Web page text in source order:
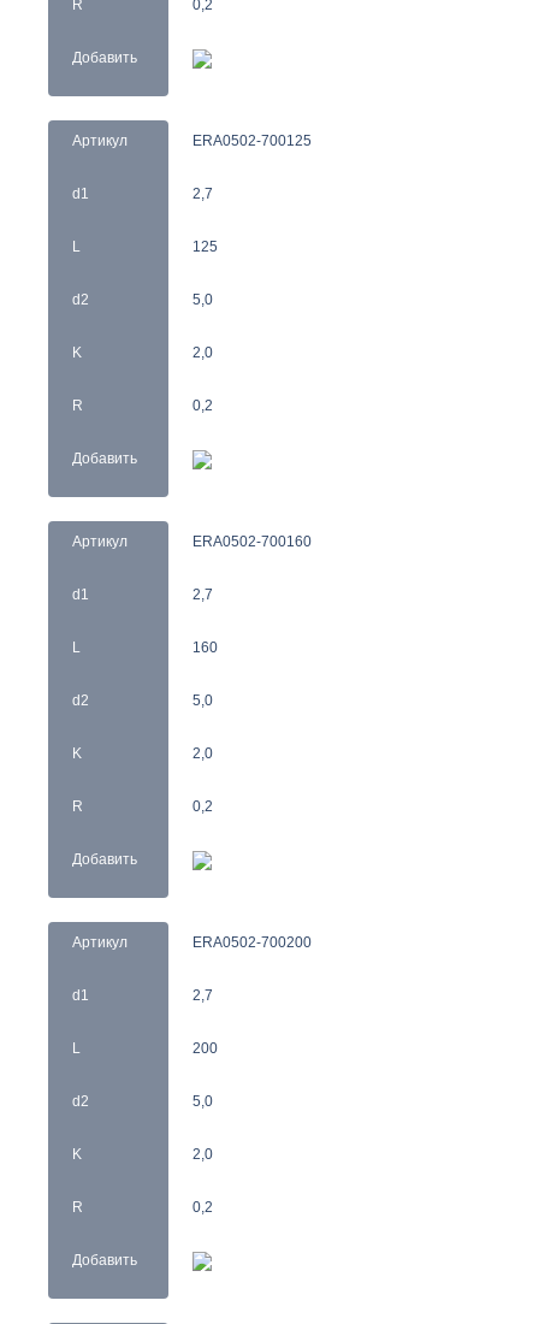
R
Добавить
0,2
Артикул
d1
L
d2
K
R
Добавить
ERA0502-700125
2,7
125
5,0
2,0
0,2
Артикул
d1
L
d2
K
R
Добавить
ERA0502-700160
2,7
160
5,0
2,0
0,2
Артикул
d1
L
d2
K
R
Добавить
ERA0502-700200
2,7
200
5,0
2,0
0,2